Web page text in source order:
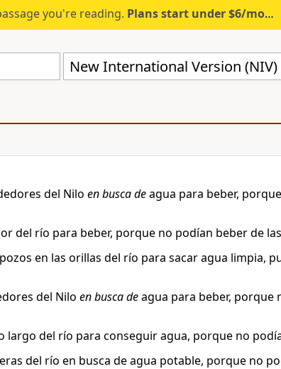
you're reading. Plans start under $6/month.
New International Version (NIV)
del Nilo en busca deagua para beber,
del río para beber, porque no podían beber de
en las orillas del río para sacar agua limpia,
del Nilo en busca deagua para beber, porque
largo del río para conseguir agua, porque no
del río en busca de agua potable, porque no